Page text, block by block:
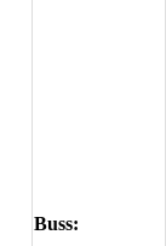
Buss: